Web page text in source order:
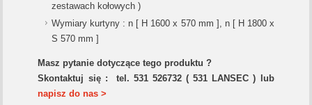
zestawach kołowych )
Wymiary kurtyny : n [ H 1600 x 570 mm ], n [ H 1800 x
S 570 mm ]
Masz pytanie dotyczące tego produktu ?
Skontaktuj się : tel. 531 526732 (531 LANSEC ) lub
napisz do nas >